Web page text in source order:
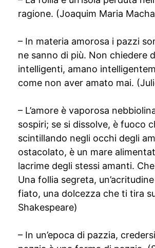
ragione. (Joaquim Maria
– In materia amorosa i pazzi
ne sanno di più. Non chiedere
intelligenti, amano
come non aver amato mai.
– L’amore è vaporosa
sospiri; se si dissolve, è fuoco
scintillando negli occhi degli
ostacolato, è un mare
lacrime degli stessi amanti.
Una follia segreta,
fiato, una dolcezza che ti tira
Shakespeare)
– In un’epoca di pazzia,